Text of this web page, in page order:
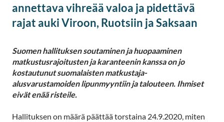
annettava vihreää valoa ja pidettävä
rajat auki Viroon, Ruotsiin ja Saksaan
Suomen hallituksen soutaminen ja huopaaminen
matkustusrajoitusten ja karanteenin kanssa on jo
kostautunut suomalaisten matkustaja-
alusvarustamoiden lipunmyyntiin ja talouteen. Ihmiset
eivät enää risteile.
Hallituksen on määrä päättää torstaina 24.9.2020, miten